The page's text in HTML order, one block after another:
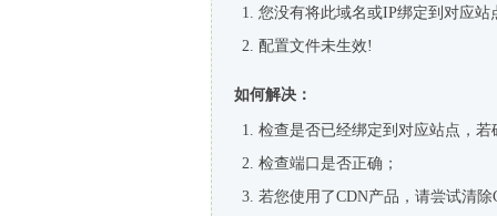
您没有将此域名或IP绑定到对应站
配置文件未生效!
如何解决：
检查是否已经绑定到对应站点，
检查端口是否正确；
若您使用了CDN产品，请尝试清除